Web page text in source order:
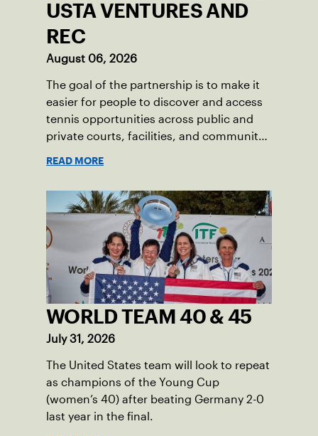
USTA VENTURES AND
REC
August 06, 2026
The goal of the partnership is to make it
easier for people to discover and access
tennis opportunities across public and
private courts, facilities, and community
READ MORE
WORLD TEAM 40 & 45
July 31, 2026
The United States team will look to repeat
as champions of the Young Cup
(women’s 40) after beating Germany 2-0
last year in the final.